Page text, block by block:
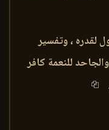
لقدره ، وتفسير
والجاحد للنعمة كافر